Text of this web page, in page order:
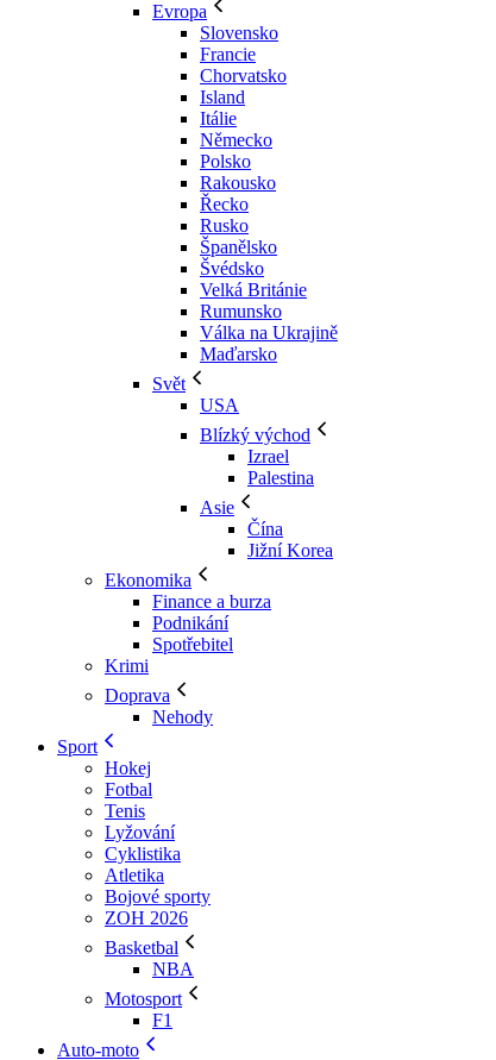
Evropa
Slovensko
Francie
Chorvatsko
Island
Itálie
Německo
Polsko
Rakousko
Řecko
Rusko
Španělsko
Švédsko
Velká Británie
Rumunsko
Válka na Ukrajině
Maďarsko
Svět
USA
Blízký východ
Izrael
Palestina
Asie
Čína
Jižní Korea
Ekonomika
Finance a burza
Podnikání
Spotřebitel
Krimi
Doprava
Nehody
Sport
Hokej
Fotbal
Tenis
Lyžování
Cyklistika
Atletika
Bojové sporty
ZOH 2026
Basketbal
NBA
Motosport
F1
Auto-moto